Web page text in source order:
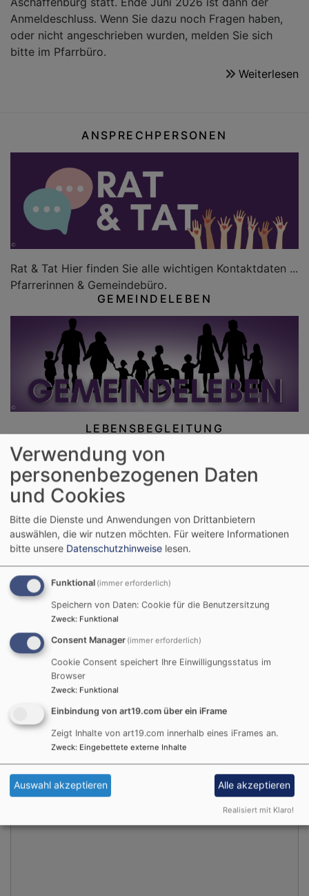
Anmeldeschluss. Wenn Sie dazu noch Fragen haben,
oder nicht angeschrieben wurden, melden Sie sich
bitte im Pfarrbüro.
Weiterlesen
ANSPRECHPERSONEN
Rat & Tat Hier finden Sie alle wichtigen Kontaktdaten ...
Pfarrerinnen & Gemeindebüro.
GEMEINDELEBEN
LEBENSBEGLEITUNG
Kurz & Gut
Externe Inhalte von art19.com anzeigen?
Ja (einmalig)
Datenschutzeinstellungen verwalten
Verwendung von
personenbezogenen Daten
und Cookies
Bitte die Dienste und Anwendungen von Drittanbietern
auswählen, die wir nutzen möchten. Für weitere Informationen
bitte unsere Datenschutzhinweise lesen.
Funktional (immer erforderlich)
Speichern von Daten: Cookie für die Benutzersitzung
Zweck: Funktional
Consent Manager (immer erforderlich)
Cookie Consent speichert Ihre Einwilligungsstatus im
Browser
Zweck: Funktional
Einbindung von art19.com über ein iFrame
Zeigt Inhalte von art19.com innerhalb eines iFrames an.
Zweck: Eingebettete externe Inhalte
Auswahl akzeptieren Alle akzeptieren
Realisiert mit Klaro!